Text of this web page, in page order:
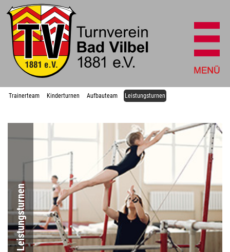
Trainerteam Kinderturnen Aufbauteam Leistungsturnen
Leistungsturnen